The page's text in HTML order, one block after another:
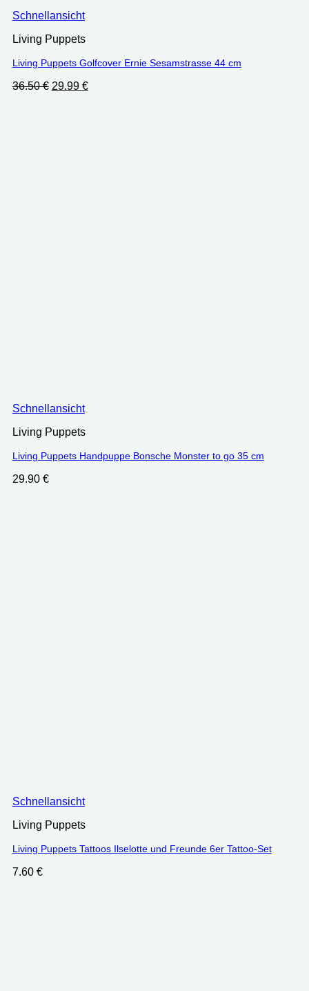
Schnellansicht
Living Puppets
Living Puppets Golfcover Ernie Sesamstrasse 44 cm
36.50€ Ursprünglicher
29.99 €Aktueller
Schnellansicht
Living Puppets
Living Puppets Handpuppe Bonsche Monster to go 35 cm
29.90 €
Schnellansicht
Living Puppets
Living Puppets Tattoos Ilselotte und Freunde 6er Tattoo-Set
7.60 €